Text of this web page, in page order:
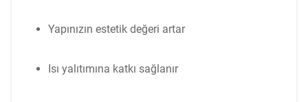
Yapınızın estetik değeri artar
Isı yalıtımına katkı sağlanır